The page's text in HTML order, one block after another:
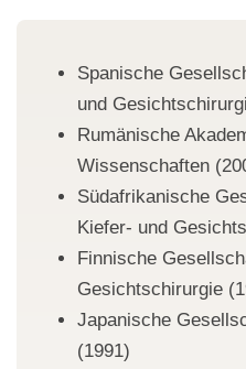
Spanische
und
Rumänische
Wissenschaften
Südafrikanische
Kiefer- und
Finnische
Gesichtschirurgie
Japanische
(1991)